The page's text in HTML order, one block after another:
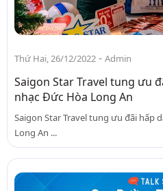
Thứ Hai, 26/12/2022 - Admin
Saigon Star Travel tung ưu
nhạc Đức Hòa Long An
Saigon Star Travel tung ưu đãi hấp
Long An ...